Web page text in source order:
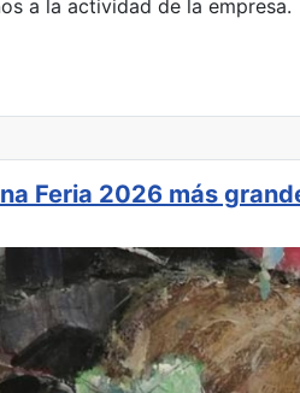
a la actividad de la empresa.
DE LA ACCESIBILIDAD
Feria 2026 más